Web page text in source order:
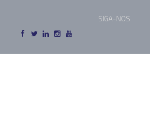
SIGA-NOS